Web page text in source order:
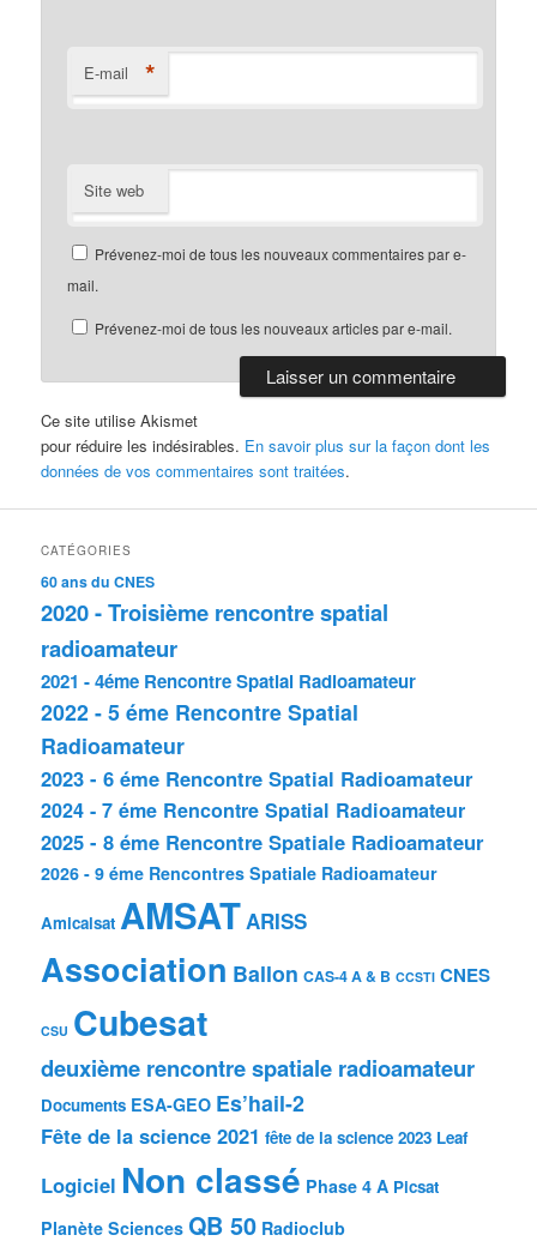
E-mail *
Site web
Prévenez-moi de tous les nouveaux commentaires par e-
mail.
Prévenez-moi de tous les nouveaux articles par e-mail.
Ce site utilise Akismet
pour réduire les indésirables. En savoir plus sur la façon dont les
données de vos commentaires sont traitées.
CATÉGORIES
60 ans du CNES
2020 - Troisième rencontre spatial
radioamateur
2021 - 4éme Rencontre Spatial Radioamateur
2022 - 5 éme Rencontre Spatial
Radioamateur
2023 - 6 éme Rencontre Spatial Radioamateur
2024 - 7 éme Rencontre Spatial Radioamateur
2025 - 8 éme Rencontre Spatiale Radioamateur
2026 - 9 éme Rencontres Spatiale Radioamateur
Amicalsat AMSATARISS
Association Ballon CAS-4 A & B CCSTI CNES
CSU Cubesat
deuxième rencontre spatiale radioamateur
Documents ESA-GEO Es’hail-2
Fête de la science 2021 fête de la science 2023 Leaf
Logiciel Non classé Phase 4 A Picsat
Planète Sciences QB 50 Radioclub